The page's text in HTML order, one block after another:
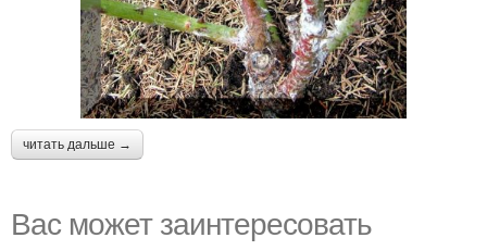
читать дальше →
Вас может заинтересовать